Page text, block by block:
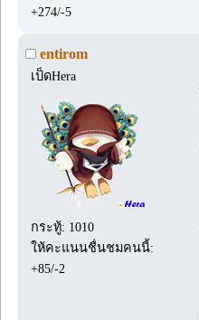
+274/-5
entirom
เป็ดHera
กระทู้: 1010
ให้คะแนนชื่นชมคนนี้:
+85/-2